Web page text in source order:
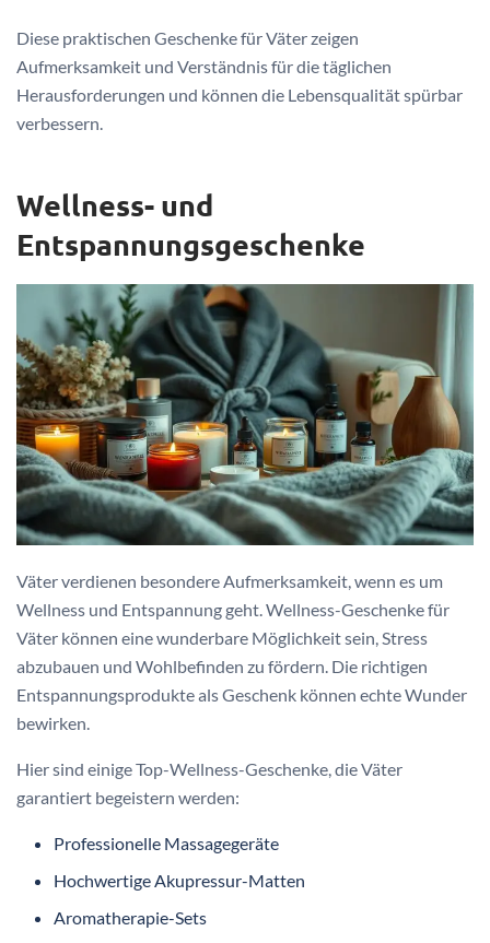
Diese praktischen Geschenke für Väter zeigen
Aufmerksamkeit und Verständnis für die täglichen
Herausforderungen und können die Lebensqualität spürbar
verbessern.
Wellness- und
Entspannungsgeschenke
Väter verdienen besondere Aufmerksamkeit, wenn es um
Wellness und Entspannung geht. Wellness-Geschenke für
Väter können eine wunderbare Möglichkeit sein, Stress
abzubauen und Wohlbefinden zu fördern. Die richtigen
Entspannungsprodukte als Geschenk können echte Wunder
bewirken.
Hier sind einige Top-Wellness-Geschenke, die Väter
garantiert begeistern werden:
Professionelle Massagegeräte
Hochwertige Akupressur-Matten
Aromatherapie-Sets